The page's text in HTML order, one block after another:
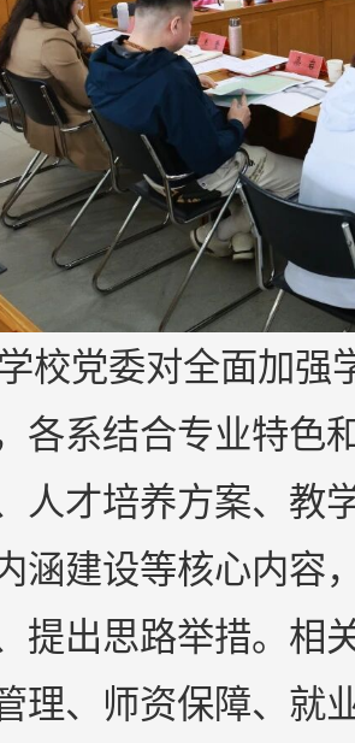
校党委对全面加强
各系结合专业特色
人才培养方案、教
涵建设等核心内容
提出思路举措。相
理、师资保障、就